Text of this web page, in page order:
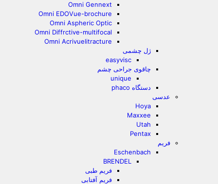
Omni Gennext
Omni EDOVue-brochure
Omni Aspheric Optic
Omni Diffrctive-multifocal
Omni Acrivuelitracture
ژل چشمی
easyvisc
چاقوی جراحی چشم
unique
دستگاه phaco
عدسی
Hoya
Maxxee
Utah
Pentax
فریم
Eschenbach
BRENDEL
فریم طبی
فریم آفتابی